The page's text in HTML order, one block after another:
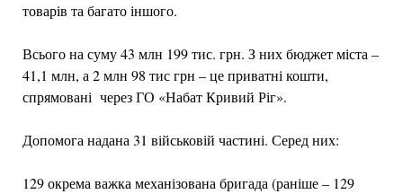
товарів та багато іншого.
Всього на суму 43 млн 199 тис. грн. З них бюджет міста –
41,1 млн, а 2 млн 98 тис грн – це приватні кошти,
спрямовані через ГО «Набат Кривий Ріг».
Допомога надана 31 військовій частині. Серед них:
129 окрема важка механізована бригада (раніше – 129